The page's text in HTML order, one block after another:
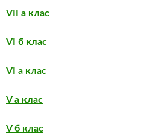
VII а клас
VI б клас
VI а клас
V а клас
V б клас